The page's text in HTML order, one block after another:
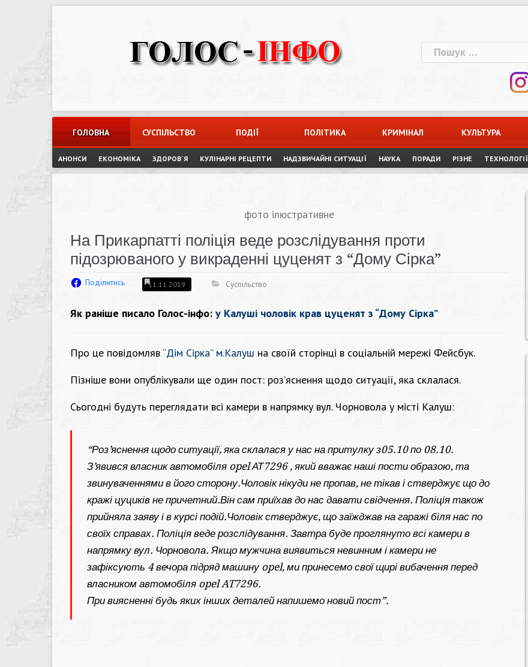
Пошук:
ГОЛОВНА СУСПІЛЬСТВО ПОДІЇ ПОЛІТИКА КРИМІНАЛ КУЛЬТУРА
АНОНСИ ЕКОНОМІКА ЗДОРОВ`Я КУЛІНАРНІ РЕЦЕПТИ НАДЗВИЧАЙНІ СИТУАЦІЇ НАУКА ПОРАДИ РІЗНЕ ТЕХНОЛОГІЇ
фото ілюстративне
На Прикарпатті поліція веде розслідування проти
підозрюваного у викраденні цуценят з “Дому Сірка”
Поділитись 11.11.2019 Суспільство
Як раніше писало Голос-інфо: у Калуші чоловік крав цуценят з “Дому Сірка”
Про це повідомляв “Дім Сірка” м.Калуш на своїй сторінці в соціальній мережі Фейсбук.
Пізніше вони опублікували ще один пост: роз’яснення щодо ситуації, яка склалася.
Сьогодні будуть переглядати всі камери в напрямку вул. Чорновола у місті Калуш:
“Роз’яснення щодо ситуації, яка склалася у нас на притулку з05.10 по 08.10.
З’явився власник автомобіля opel АТ7296 , який вважає наші пости образою, та
звинуваченнями в його сторону.Чоловік нікуди не пропав, не тікав і стверджує що до
кражі цуциків не причетний.Він сам приїхав до нас давати свідчення. Поліція також
прийняла заяву і в курсі подій.Чоловік стверджує, що заїжджав на гаражі біля нас по
своїх справах. Поліція веде розслідування. Завтра буде проглянуто всі камери в
напрямку вул. Чорновола. Якщо мужчина виявиться невинним і камери не
зафіксують 4 вечора підряд машину opel, ми принесемо свої щирі вибачення перед
власником автомобіля opel AT7296.
При виясненні будь яких інших деталей напишемо новий пост”.